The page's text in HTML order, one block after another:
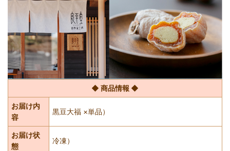
◆ 商品情報 ◆
お届け内
容
黒豆大福 ×単品）
お届け状
態
冷凍）